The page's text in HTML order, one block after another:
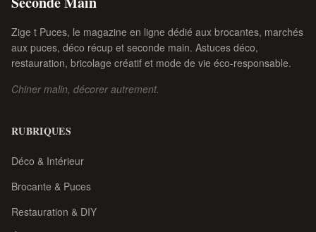
Zige t Puces, le magazine en ligne dédié aux brocantes, marchés
aux puces, déco récup et seconde main. Astuces déco,
restauration, bricolage créatif et mode de vie éco-responsable.
Chiner malin, décorer autrement.
RUBRIQUES
Déco & Intérieur
Brocante & Puces
Restauration & DIY